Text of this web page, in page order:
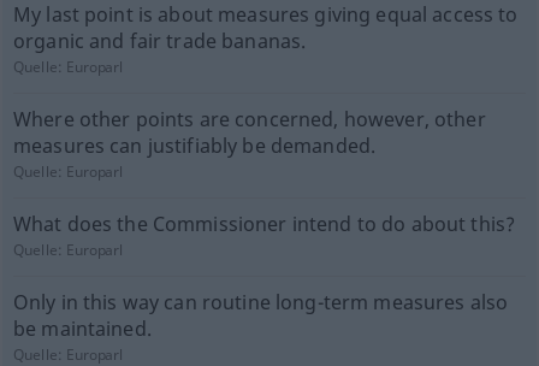
My last point is about measures giving equal access to
organic and fair trade bananas.
Quelle: Europarl
Where other points are concerned, however, other
measures can justifiably be demanded.
Quelle: Europarl
What does the Commissioner intend to do about this?
Quelle: Europarl
Only in this way can routine long-term measures also
be maintained.
Quelle: Europarl